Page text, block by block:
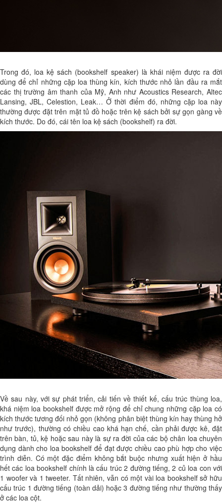
Trong đó, loa kệ sách (bookshelf speaker) là khái niệm được ra đời
dùng để chỉ những cặp loa thùng kín, kích thước nhỏ lần đầu ra mắt
các thị trường âm thanh của Mỹ, Anh như Acoustics Research, Altec
Lansing, JBL, Celestion, Leak… Ở thời điểm đó, những cặp loa này
thường được đặt trên mặt tủ đồ hoặc trên kệ sách bởi sự gọn gàng về
kích thước. Do đó, cái tên loa kệ sách (bookshelf) ra đời.
Về sau này, với sự phát triển, cải tiến về thiết kế, cấu trúc thùng loa,
khá niệm loa bookshelf được mở rộng để chỉ chung những cặp loa có
kích thước tương đối nhỏ gọn (không phân biệt thùng kín hay thùng hở
như trước), thường có chiều cao khá hạn chế, cần phải được kê, đặt
trên bàn, tủ, kệ hoặc sau này là sự ra đời của các bộ chân loa chuyên
dụng dành cho loa bookshelf để đạt được chiều cao phù hợp cho việc
trình diễn. Có một đặc điểm không bắt buộc nhưng xuất hiện ở hầu
hết các loa bookshelf chính là cấu trúc 2 đường tiếng, 2 củ loa con với
1 woofer và 1 tweeter. Tất nhiên, vẫn có một vài loa bookshelf sở hữu
cấu trúc 1 đường tiếng (toàn dải) hoặc 3 đường tiếng như thường thấy
ở các loa cột.